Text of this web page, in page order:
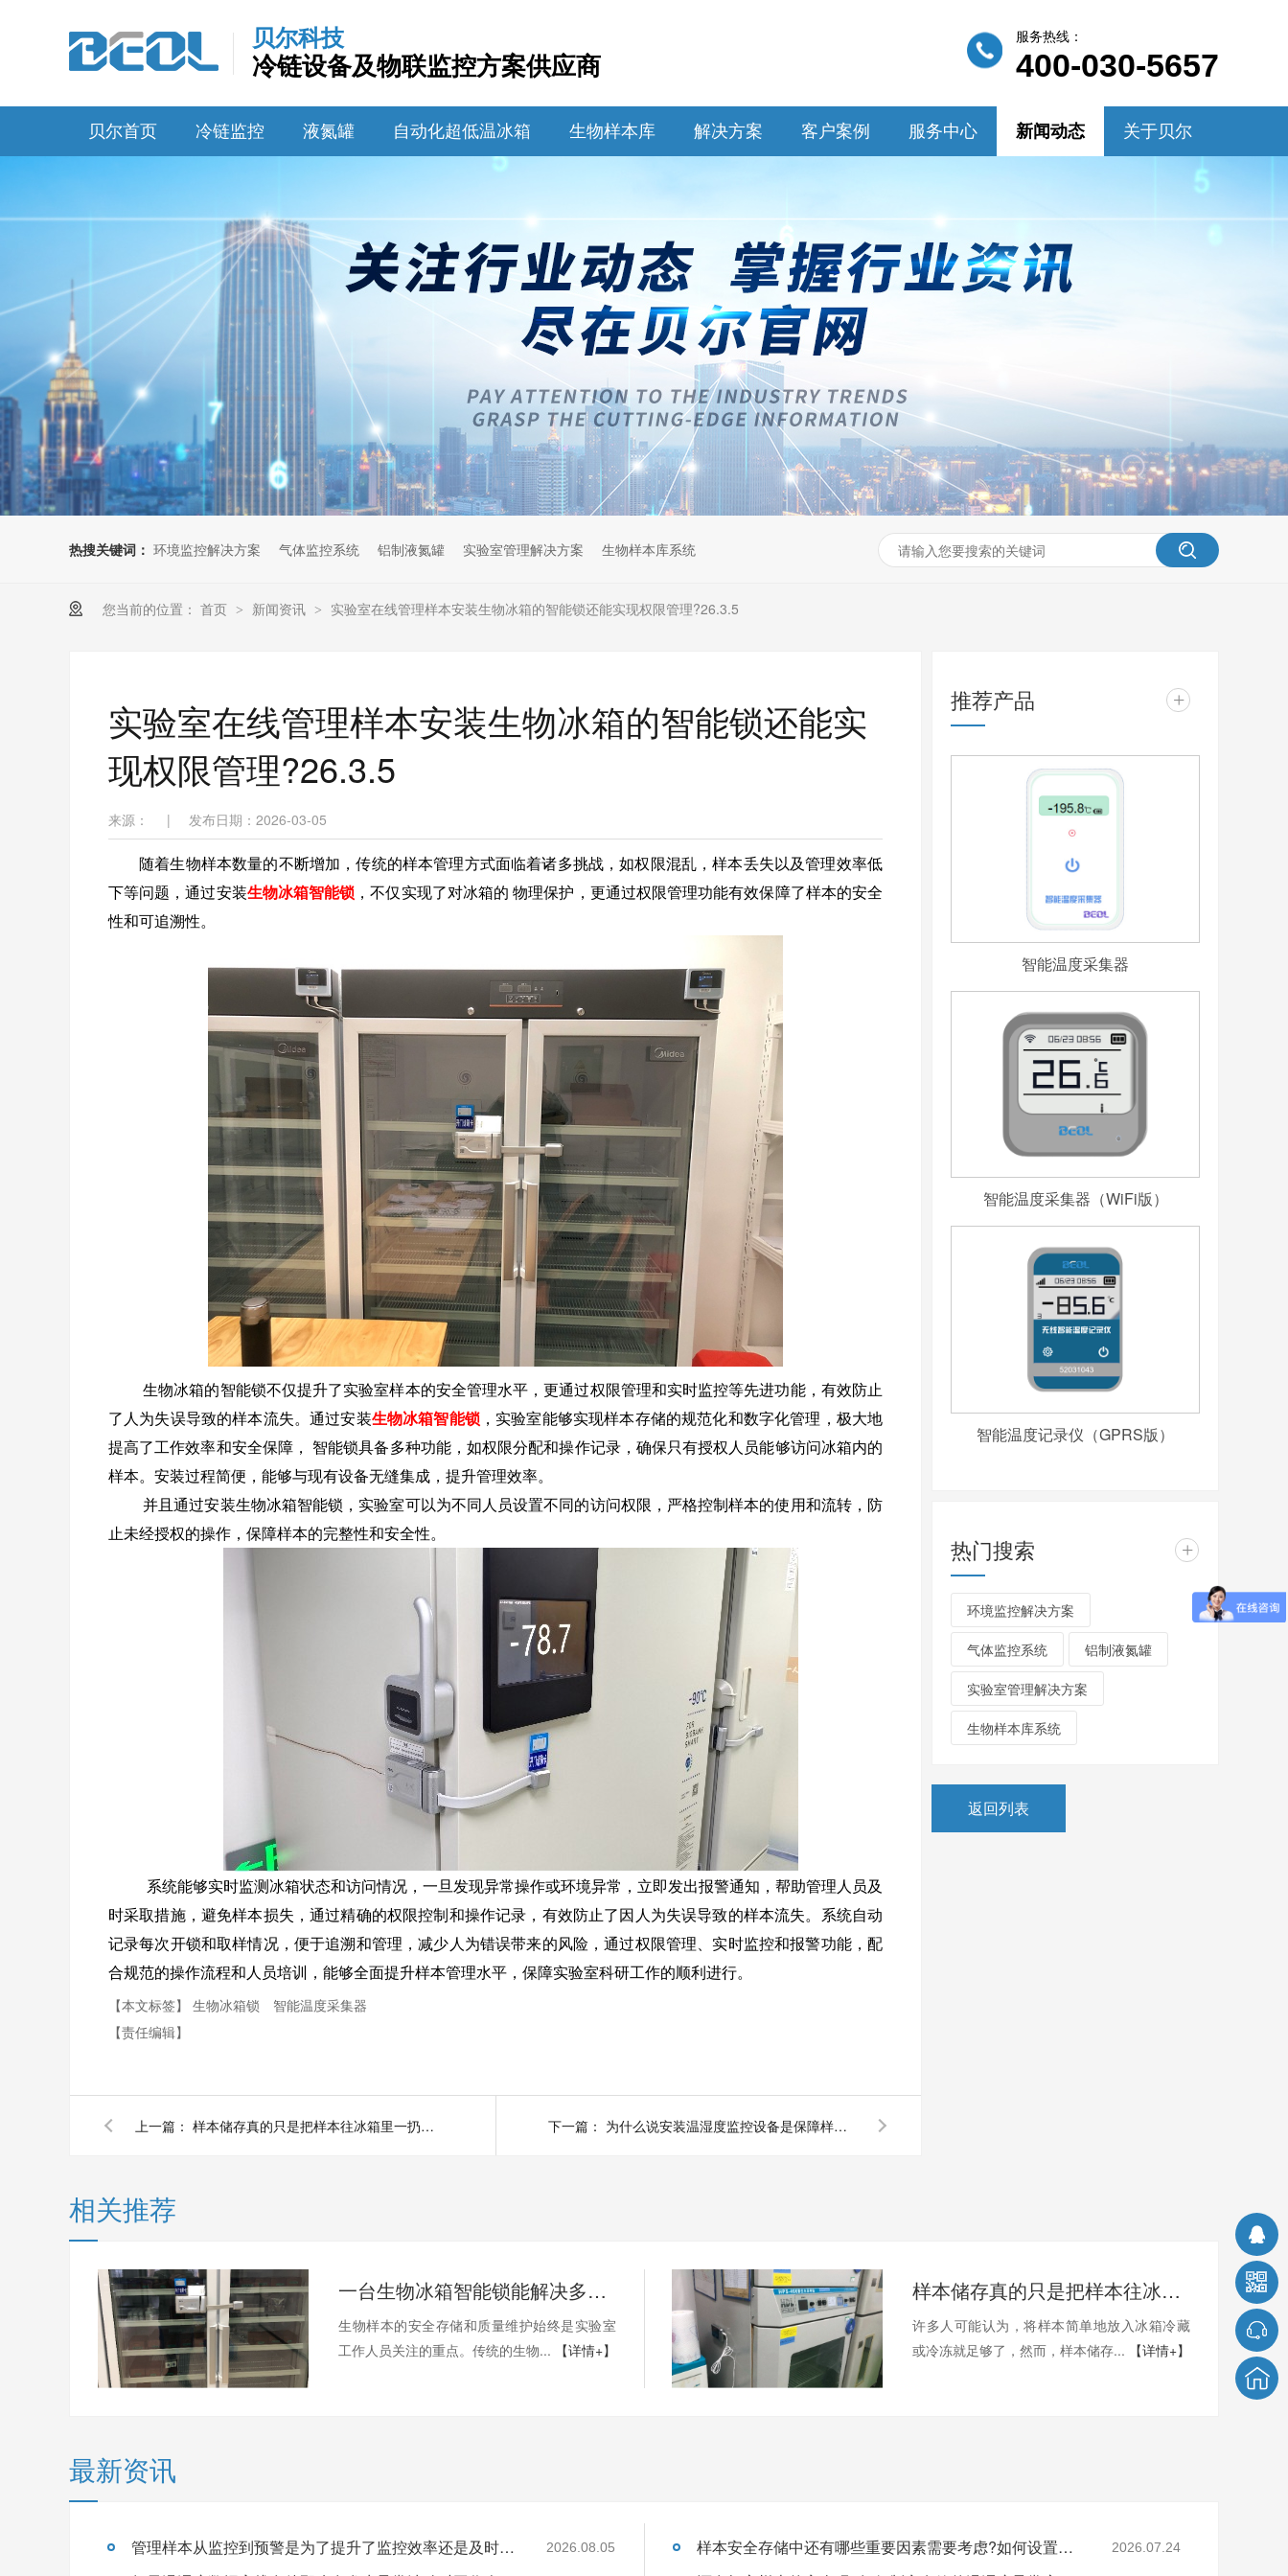
贝尔科技
冷链设备及物联监控方案供应商
服务热线：
400-030-5657
贝尔首页 冷链监控 液氮罐 自动化超低温冰箱 生物样本库 解决方案 客户案例 服务中心 新闻动态 关于贝尔
热搜关键词： 环境监控解决方案 气体监控系统 铝制液氮罐 实验室管理解决方案 生物样本库系统
您当前的位置： 首页 > 新闻资讯 > 实验室在线管理样本安装生物冰箱的智能锁还能实现权限管理?26.3.5
实验室在线管理样本安装生物冰箱的智能锁还能实
现权限管理?26.3.5
来源： | 发布日期：2026-03-05
随着生物样本数量的不断增加，传统的样本管理方式面临着诸多挑战，如权限混乱，样本丢失以及管理效率低
下等问题，通过安装生物冰箱智能锁 ，不仅实现了对冰箱的 物理保护，更通过权限管理功能有效保障了样本的安全
性和可追溯性。
生物冰箱的智能锁不仅提升了实验室样本的安全管理水平，更通过权限管理和实时监控等先进功能，有效防止
了人为失误导致的样本流失。通过安装生物冰箱智能锁，实验室能够实现样本存储的规范化和数字化管理，极大地
提高了工作效率和安全保障， 智能锁具备多种功能，如权限分配和操作记录，确保只有授权人员能够访问冰箱内的
样本。安装过程简便，能够与现有设备无缝集成，提升管理效率。
并且通过安装生物冰箱智能锁，实验室可以为不同人员设置不同的访问权限，严格控制样本的使用和流转，防
止未经授权的操作，保障样本的完整性和安全性。
系统能够实时监测冰箱状态和访问情况，一旦发现异常操作或环境异常，立即发出报警通知，帮助管理人员及
时采取措施，避免样本损失，通过精确的权限控制和操作记录，有效防止了因人为失误导致的样本流失。系统自动
记录每次开锁和取样情况，便于追溯和管理，减少人为错误带来的风险，通过权限管理、实时监控和报警功能，配
合规范的操作流程和人员培训，能够全面提升样本管理水平，保障实验室科研工作的顺利进行。
【本文标签】 生物冰箱锁
智能温度采集器
【责任编辑】
上一篇： 样本储存真的只是把样本往冰箱里一扔那么简单吗?26.3.9 下一篇： 为什么说安装温湿度监控设备是保障样本存储环境稳定的关键?26.3.3
推荐产品 +
智能温度采集器
智能温度采集器（WiFi版）
智能温度记录仪（GPRS版）
热门搜索 +
环境监控解决方案
气体监控系统 铝制液氮罐
实验室管理解决方案
生物样本库系统
返回列表
相关推荐
一台生物冰箱智能锁能解决多少实验室的安全问题?能防住样本质量失效吗?26.3.17
生物样本的安全存储和质量维护始终是实验室
工作人员关注的重点。传统的生物...
【详情+】
样本储存真的只是把样本往冰箱里一扔那么简单吗?26.3.9
许多人可能认为，将样本简单地放入冰箱冷藏
或冷冻就足够了，然而，样本储存...
【详情+】
最新资讯
管理样本从监控到预警是为了提升了监控效率还是及时处理异常的速度呢?26.8.5 2026.08.05 样本安全存储中还有哪些重要因素需要考虑?如何设置样本安全?26.7.24 2026.07.24